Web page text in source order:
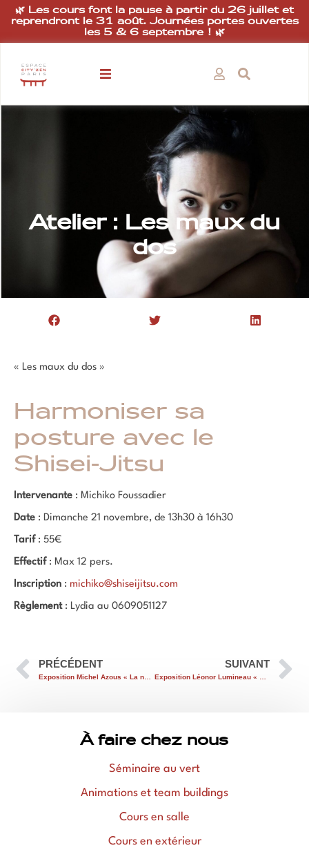
🌿 Les cours font la pause à partir du 26 juillet et
reprendront le 31 août. Journées portes ouvertes
les 5 & 6 septembre ! 🌿
Atelier : Les maux du
dos
« Les maux du dos »
Harmoniser sa
posture avec le
Shisei-Jitsu
Intervenante : Michiko Foussadier
Date : Dimanche 21 novembre, de 13h30 à 16h30
Tarif: 55€
Effectif: Max 12 pers.
Inscription : michiko@shiseijitsu.com
Règlement: Lydia au 0609051127
PRÉCÉDENT SUIVANT
À faire chez nous
Séminaire au vert
Animations et team buildings
Cours en salle
Cours en extérieur